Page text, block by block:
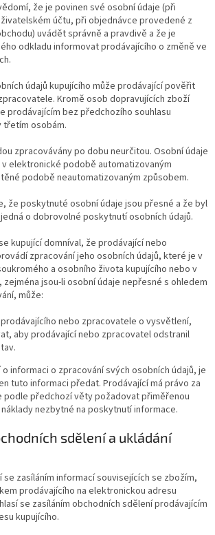
že je povinen své osobní údaje (při
účtu, při objednávce provedené z
uvádět správně a pravdivě a že je
odkladu informovat prodávajícího o změně ve
údajů kupujícího může prodávající pověřit
Kromě osob dopravujících zboží
prodávajícím bez předchozího souhlasu
třetím osobám.
zpracovávány po dobu neurčitou. Osobní údaje
elektronické podobě automatizovaným
podobě neautomatizovaným způsobem.
že poskytnuté osobní údaje jsou přesné a že byl
o dobrovolné poskytnutí osobních údajů.
kupující domníval, že prodávající nebo
zpracování jeho osobních údajů, které je v
a osobního života kupujícího nebo v
jsou-li osobní údaje nepřesné s ohledem
může:
nebo zpracovatele o vysvětlení,
aby prodávající nebo zpracovatel odstranil
o informaci o zpracování svých osobních údajů, je
tuto informaci předat. Prodávající má právo za
předchozí věty požadovat přiměřenou
nezbytné na poskytnutí informace.
sdělení a ukládání
se zasíláním informací souvisejících se zbožím,
prodávajícího na elektronickou adresu
se zasíláním obchodních sdělení prodávajícím
kupujícího.